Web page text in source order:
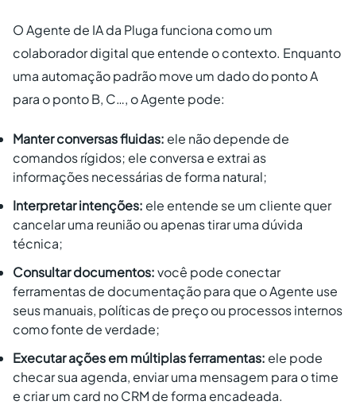
O Agente de IA da Pluga funciona como um
colaborador digital que entende o contexto. Enquanto
uma automação padrão move um dado do ponto A
para o ponto B, C…, o Agente pode:
Manter conversas fluidas: ele não depende de
comandos rígidos; ele conversa e extrai as
informações necessárias de forma natural;
Interpretar intenções: ele entende se um cliente quer
cancelar uma reunião ou apenas tirar uma dúvida
técnica;
Consultar documentos:você pode conectar
ferramentas de documentação para que o Agente use
seus manuais, políticas de preço ou processos internos
como fonte de verdade;
Executar ações em múltiplas ferramentas: ele pode
checar sua agenda, enviar uma mensagem para o time
e criar um card no CRM de forma encadeada.